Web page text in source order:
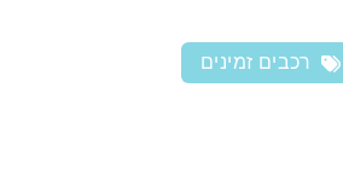
רכבים זמינים